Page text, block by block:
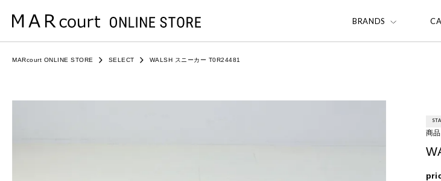
BRANDS
MARcourt ONLINE STORE SELECT WALSH スニーカー T0R24481
商